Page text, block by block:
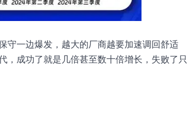
守一边爆发，越大的厂商越要加速调回舒适
，成功了就是几倍甚至数十倍增长，失败了只